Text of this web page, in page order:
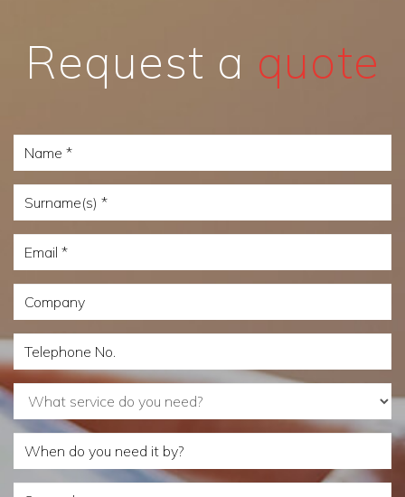
Request a quote
Name
Surname(s)
Email
Company
Telephone
No.
What
service
do
When
do